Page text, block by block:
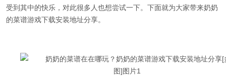
受到其中的快乐，对此很多人也想尝试一下。下面就为大家带来奶奶
的菜谱游戏下载安装地址分享。